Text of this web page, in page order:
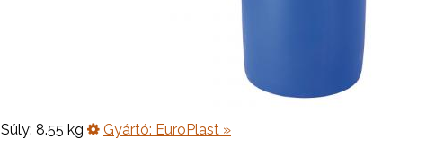
Súly: 8.55 kg Gyártó: EuroPlast »